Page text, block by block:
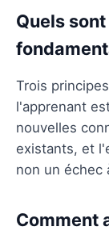
Quels
Trois
l'apprenant
nouvelles
existants, et
non un échec
Comment